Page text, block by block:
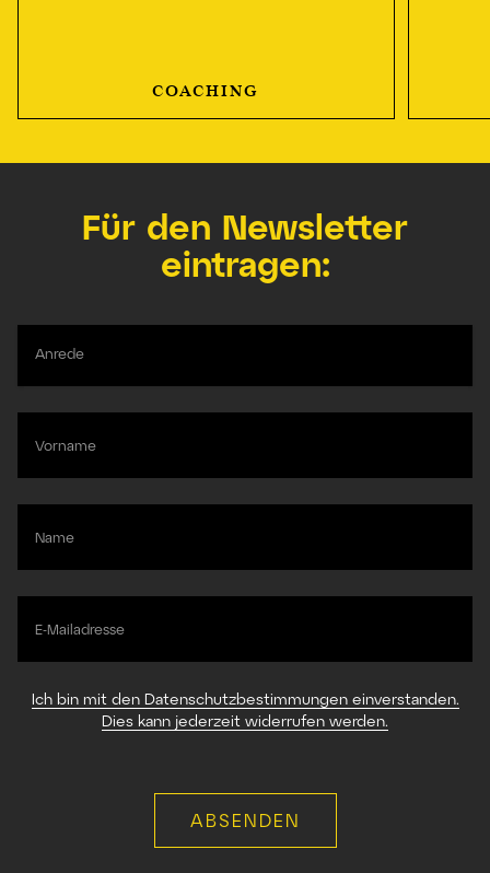
COACHING
Für den Newsletter
eintragen:
Anrede
Vorname
Name
E-Mailadresse
Ich bin mit den Datenschutzbestimmungen einverstanden.
Dies kann jederzeit widerrufen werden.
ABSENDEN